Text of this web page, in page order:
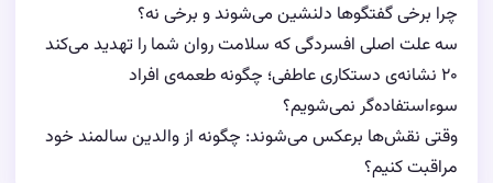
چرا برخی گفتگوها دلنشین می‌شوند و برخی نه؟
سه علت اصلی افسردگی که سلامت روان شما را تهدید می‌کند
۲۰ نشانه‌ی دستکاری عاطفی؛ چگونه طعمه‌ی افراد
سوءاستفاده‌گر نمی‌شویم؟
وقتی نقش‌ها برعکس می‌شوند: چگونه از والدین سالمند خود
مراقبت کنیم؟